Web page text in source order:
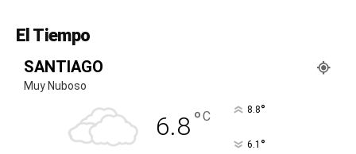
El Tiempo
SANTIAGO
Muy Nuboso
6.8°C 8.8°
6.1 °